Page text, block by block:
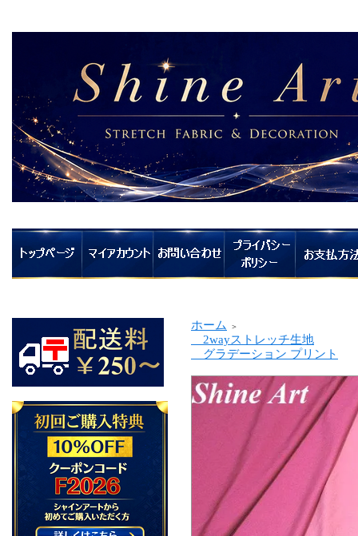
ホーム ＞
2wayストレッチ生地
グラデーション プリント